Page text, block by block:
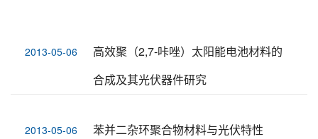
2013-05-06
高效聚（2,7-咔唑）太阳能电池材料的
合成及其光伏器件研究
2013-05-06 苯并二杂环聚合物材料与光伏特性